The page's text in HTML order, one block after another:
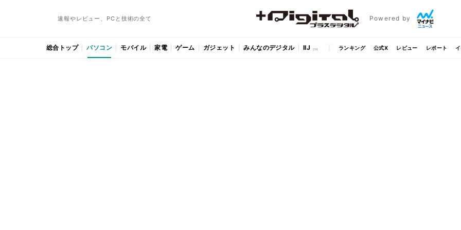
速報やレビュー、PCと技術の全て Powered by
総合トップ パソコン モバイル 家電 ゲーム ガジェット みんなのデジタル IIJ ランキング 公式X レビュー レポート